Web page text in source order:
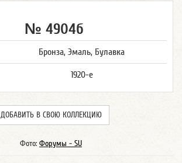
№ 4904б
Бронза, Эмаль, Булавка
1920-е
ДОБАВИТЬ В СВОЮ КОЛЛЕКЦИЮ
Фото: Форумы - SU